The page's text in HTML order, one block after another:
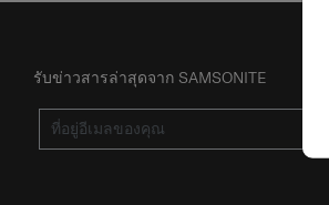
รับข่าวสารล่าสุดจาก SAMSONITE